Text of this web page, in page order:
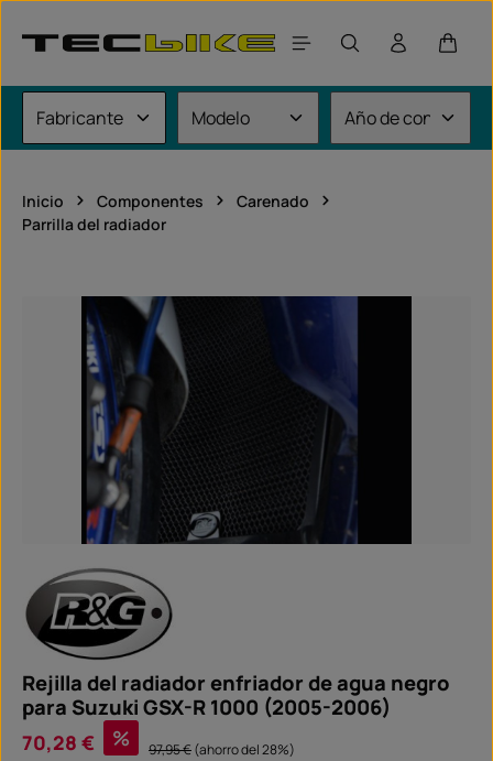
El
Inicio Componentes
Carenado
Parrilla del radiador
Omitir galería de imágenes
Rejilla del radiador enfriador de agua negro
para Suzuki GSX-R 1000 (2005-2006)
Precio de venta:
70,28 € % Precio normal:
97,95 €(ahorro del 28%)